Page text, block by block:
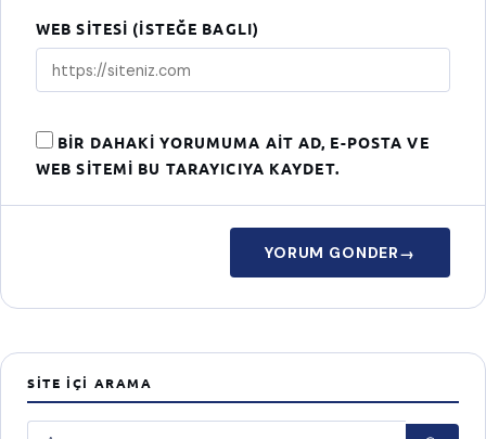
WEB SITESI (ISTEĞE BAGLI)
BIR DAHAKI YORUMUMA AIT AD, E-POSTA VE
WEB SITEMI BU TARAYICIYA KAYDET.
YORUM GONDER→
SITE İÇI ARAMA